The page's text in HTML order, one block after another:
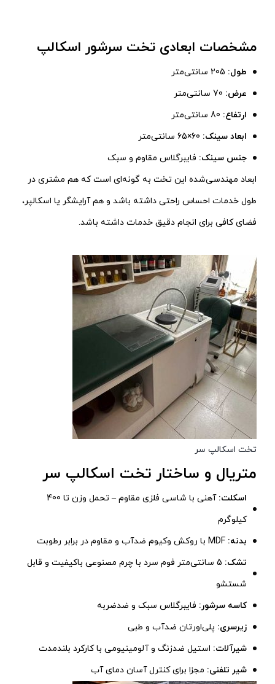
مشخصات ابعادی تخت سرشور اسکالپ
طول:
عرض:
ارتفاع:
ابعاد سینک:
جنس سینک: فایبرگلاس مقاوم و سبک
ابعاد مهندسی‌شده این تخت به گونه‌ای است که هم مشتری در
طول خدمات احساس راحتی داشته باشد و هم آرایشگر یا اسکالپر،
فضای کافی برای انجام دقیق خدمات داشته باشد.
تخت اسکالپ سر
متریال و ساختار تخت اسکالپ سر
اسکلت:
آهنی با شاسی فلزی مقاوم – تحمل وزن تا 400
کیلوگرم
بدنه:
تشک:
5 سانتی‌متر فوم سرد با چرم مصنوعی باکیفیت و قابل
شستشو
کاسه سرشور: فایبرگلاس سبک و ضدضربه
زیرسری: پلی‌اورتان ضدآب و طبی
شیرآلات: استیل ضدزنگ و آلومینیومی با کارکرد بلندمدت
شیر تلفنی: مجزا برای کنترل آسان دمای آب